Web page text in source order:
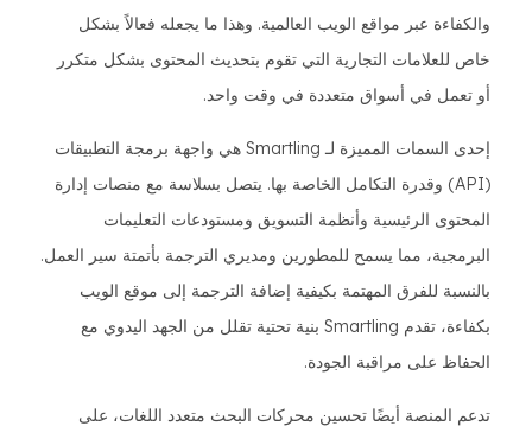
والكفاءة عبر مواقع الويب العالمية. وهذا ما يجعله فعالاً بشكل
خاص للعلامات التجارية التي تقوم بتحديث المحتوى بشكل متكرر
أو تعمل في أسواق متعددة في وقت واحد.
إحدى السمات المميزة لـ Smartling هي واجهة برمجة التطبيقات
(API) وقدرة التكامل الخاصة بها. يتصل بسلاسة مع منصات إدارة
المحتوى الرئيسية وأنظمة التسويق ومستودعات التعليمات
البرمجية، مما يسمح للمطورين ومديري الترجمة بأتمتة سير العمل.
بالنسبة للفرق المهتمة بكيفية إضافة الترجمة إلى موقع الويب
بكفاءة، تقدم Smartling بنية تحتية تقلل من الجهد اليدوي مع
الحفاظ على مراقبة الجودة.
تدعم المنصة أيضًا تحسين محركات البحث متعدد اللغات، على